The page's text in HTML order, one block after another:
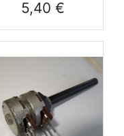
Prix
5,40 €